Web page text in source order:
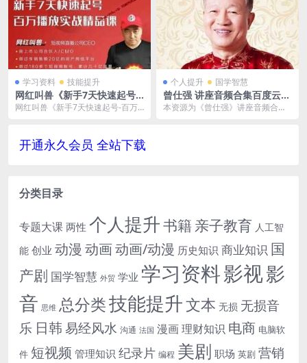
学习资料 技能提升
网红叫兽《新手7天快速起号-
百万播放实战精品课》短视频
网红叫兽《新手7天快速起号-百万
个人提升 国学智慧
曾仕强 讲座音频合集百度云网
盘下载（33门课程）[MP3/4.
本资源为《曾仕强》讲座音频合集
开通永久会员 全站下载
分类目录
专题大课 两性 个人提升书籍 亲子教育 人工智
能 创业 动漫 动画动画/动漫 历史知识 商业知识 国
产剧 国学智慧 外贸 学业 学习资料影视影
音 思维 总分类技能提升文本 无损 无损音
乐 日韩易经风水 沟通 法国 漫画理财知识 电商 电脑软
件 短视频 管理知识 纪录片 编程 美剧 职场 英剧 营销